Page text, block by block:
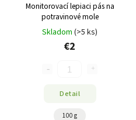
Monitorovací lepiaci pás na
potravinové mole
Skladom (>5 ks)
€2
Detail
100 g